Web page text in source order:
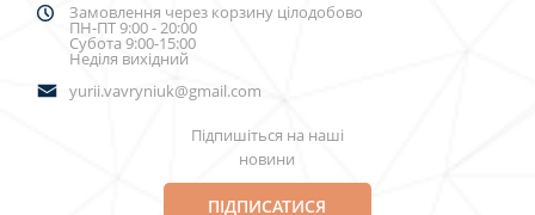
Замовлення через корзину цілодобово
ПН-ПТ 9:00 - 20:00
Субота 9:00-15:00
Неділя вихідний
yurii.vavryniuk@gmail.com
Підпишіться на наші
новини
ПІДПИСАТИСЯ